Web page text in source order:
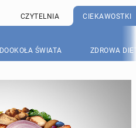
CZYTELNIA CIEKAWOSTKI
DOOKOŁA ŚWIATA ZDROWA